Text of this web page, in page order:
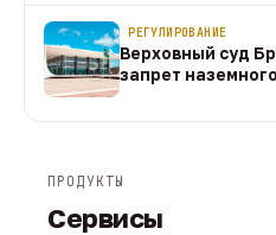
РЕГУЛИРОВАНИЕ
Верховный суд
запрет
ПРОДУКТЫ
Сервисы